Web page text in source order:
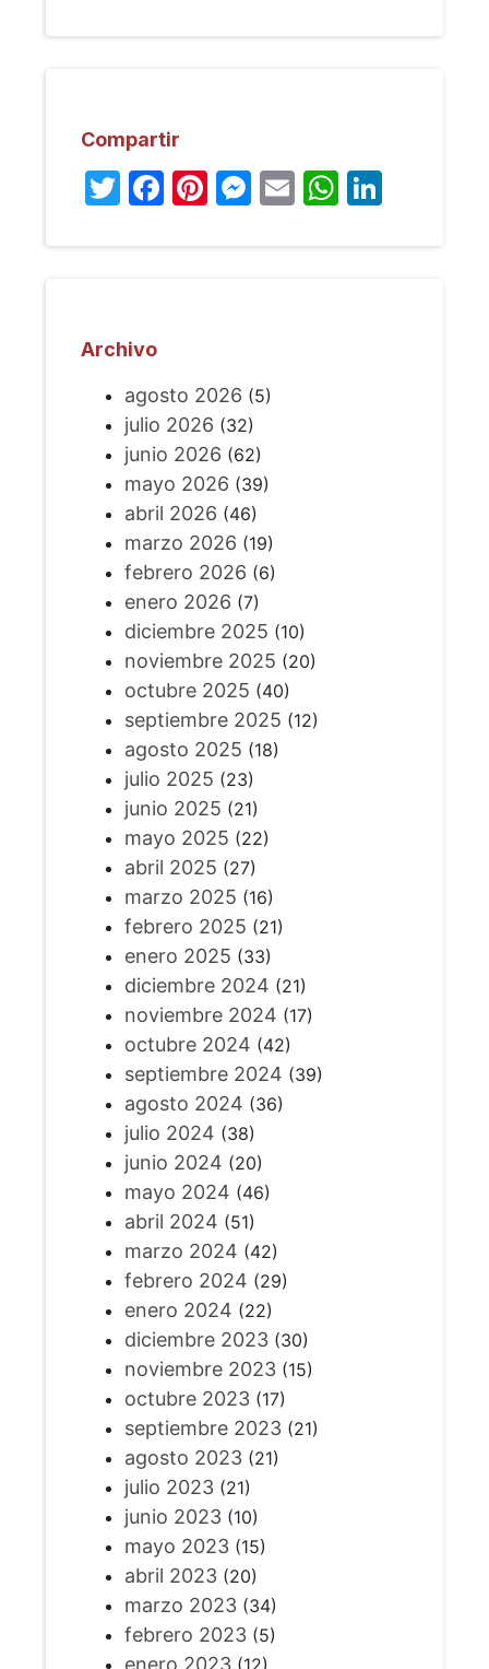
Compartir
Twitter
Facebook
Pinterest
Messenger
Email
Archivo
agosto 2026 (5)
julio 2026 (32)
junio 2026 (62)
mayo 2026 (39)
abril 2026 (46)
marzo 2026 (19)
febrero 2026 (6)
enero 2026 (7)
diciembre 2025 (10)
noviembre 2025 (20)
octubre 2025 (40)
septiembre 2025 (12)
agosto 2025 (18)
julio 2025 (23)
junio 2025 (21)
mayo 2025 (22)
abril 2025 (27)
marzo 2025 (16)
febrero 2025 (21)
enero 2025 (33)
diciembre 2024 (21)
noviembre 2024 (17)
octubre 2024 (42)
septiembre 2024 (39)
agosto 2024 (36)
julio 2024 (38)
junio 2024 (20)
mayo 2024 (46)
abril 2024 (51)
marzo 2024 (42)
febrero 2024 (29)
enero 2024 (22)
diciembre 2023(30)
noviembre 2023(15)
octubre 2023(17)
septiembre 2023(21)
agosto 2023(21)
julio 2023(21)
junio 2023(10)
mayo 2023(15)
abril 2023(20)
marzo 2023(34)
febrero 2023(5)
enero 2023